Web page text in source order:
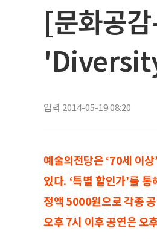
[문화공
입력 2014-05-19 08:20
예술의전당은 ‘70세 이
있다. ‘특별 할인가’를
정액 5000원으로 각종
오후 7시 이후 공연은 오